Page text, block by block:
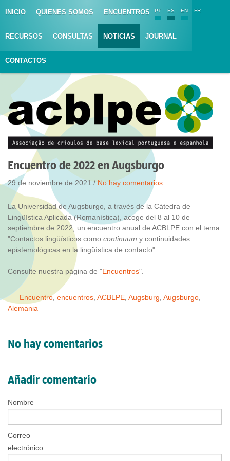
INICIO QUIENES SOMOS ENCUENTROS
RECURSOS CONSULTAS NOTICIAS JOURNAL
CONTACTOS
PT ES EN FR
Encuentro de 2022 en Augsburgo
29 de noviembre de 2021 /No hay comentarios
La Universidad de Augsburgo, a través de la Cátedra de
Lingüística Aplicada (Romanística), acoge del 8 al 10 de
septiembre de 2022, un encuentro anual de ACBLPE con el tema
"Contactos lingüísticos como continuum y continuidades
epistemológicas en la lingüística de contacto".
Consulte nuestra página de "Encuentros".
Encuentro, encuentros ACBLPE Augsburg Augsburgo
Alemania
No hay comentarios
Añadir comentario
Nombre
Correo
electrónico